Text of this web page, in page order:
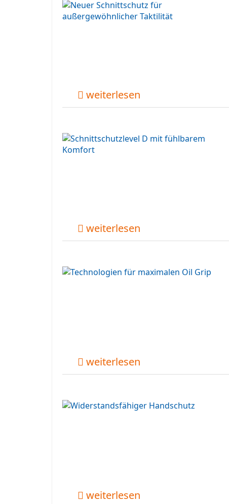
weiterlesen
weiterlesen
weiterlesen
weiterlesen